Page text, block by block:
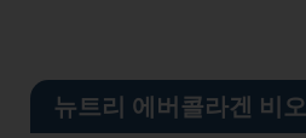
뉴트리 에버콜라겐 비